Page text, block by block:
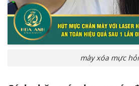
mày xóa mực